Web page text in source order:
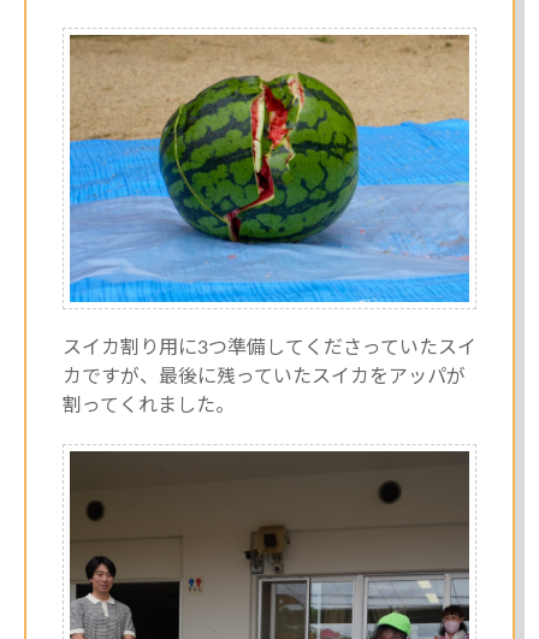
スイカ割り用に3つ準備してくださっていたスイ
カですが、最後に残っていたスイカをアッパが
割ってくれました。